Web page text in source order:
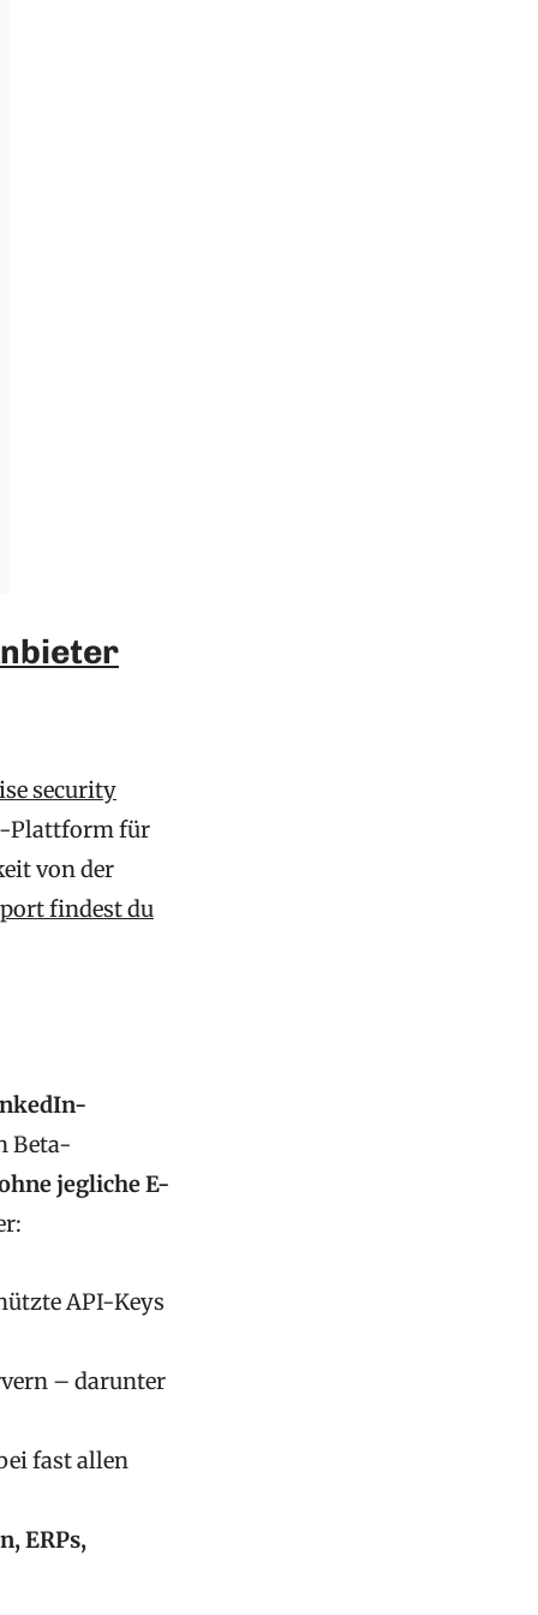
security
Plattform für
von der
findest du
Beta-
jegliche E-
API-Keys
– darunter
fast allen
ERPs,